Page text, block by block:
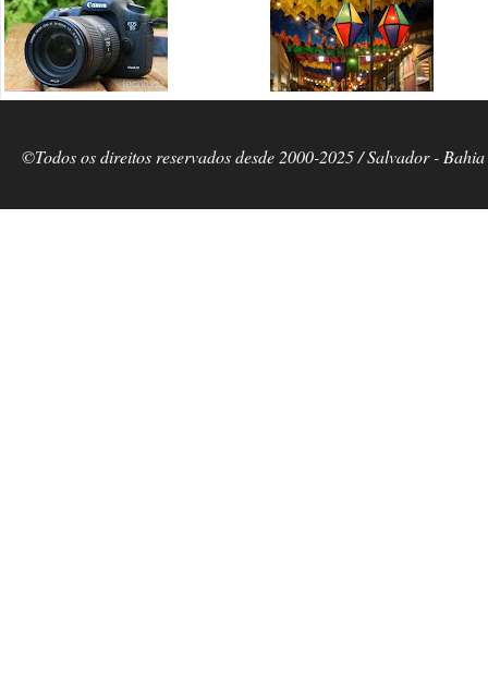
©Todos os direitos reservados desde 2000-2025 / Salvador -